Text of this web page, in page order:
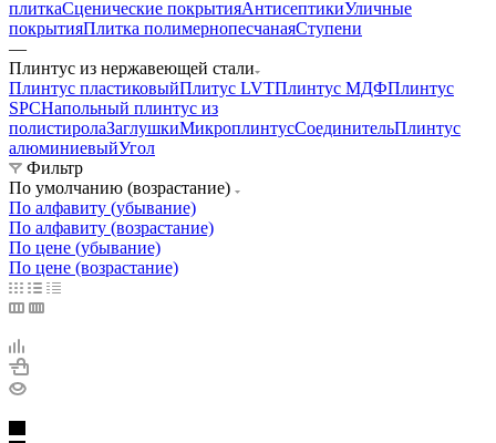
плиткаСценические покрытияАнтисептикиУличные
покрытияПлитка полимернопесчанаяСтупени
—
Плинтус из нержавеющей стали
Плинтус пластиковыйПлитус LVTПлинтус МДФПлинтус
SPCНапольный плинтус из
полистиролаЗаглушкиМикроплинтусСоединительПлинтус
алюминиевыйУгол
Фильтр
По умолчанию (возрастание)
По алфавиту (убывание)
По алфавиту (возрастание)
По цене (убывание)
По цене (возрастание)